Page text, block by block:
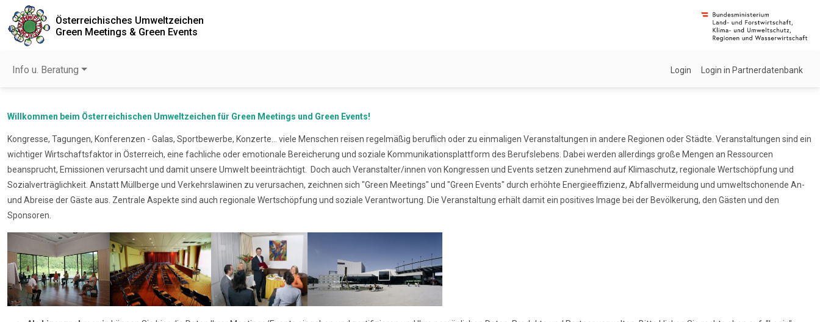
Österreichisches Umweltzeichen
Green Meetings & Green Events
Info u. Beratung Login Login in Partnerdatenbank
Willkommen beim Österreichischen Umweltzeichen für Green Meetings und Green Events!
Kongresse, Tagungen, Konferenzen - Galas, Sportbewerbe, Konzerte... viele Menschen reisen regelmäßig beruflich oder zu einmaligen Veranstaltungen in andere Regionen oder Städte. Veranstaltungen sind ein
wichtiger Wirtschaftsfaktor in Österreich, eine fachliche oder emotionale Bereicherung und soziale Kommunikationsplattform des Berufslebens. Dabei werden allerdings große Mengen an Ressourcen
beansprucht, Emissionen verursacht und damit unsere Umwelt beeinträchtigt. Doch auch Veranstalter/innen von Kongressen und Events setzen zunehmend auf Klimaschutz, regionale Wertschöpfung und
Sozialverträglichkeit. Anstatt Müllberge und Verkehrslawinen zu verursachen, zeichnen sich "Green Meetings" und "Green Events" durch erhöhte Energieeffizienz, Abfallvermeidung und umweltschonende An-
und Abreise der Gäste aus. Zentrale Aspekte sind auch regionale Wertschöpfung und soziale Verantwortung. Die Veranstaltung erhält damit ein positives Image bei der Bevölkerung, den Gästen und den
Sponsoren.